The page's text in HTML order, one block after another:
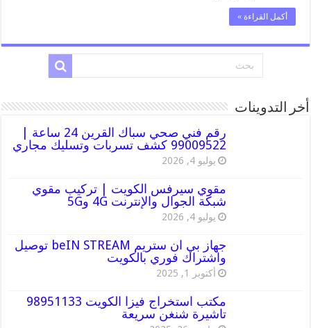
أكمل القراءة »
أخر التدوينات
رقم فني صحي سباك القرين 24 ساعة |
99009522 كشف تسربات وتسليك مجاري
يوليو 4, 2026
مقوي سيرفس الكويت | تركيب مقوي
شبكة الجوال والإنترنت 4G و5G
يوليو 4, 2026
جهاز بي ان ستريم beIN STREAM توصيل
واشتراك فوري بالكويت
أكتوبر 1, 2025
مكتب استخراج فيزا الكويت 98951133
تاشيرة شنغن سريعة